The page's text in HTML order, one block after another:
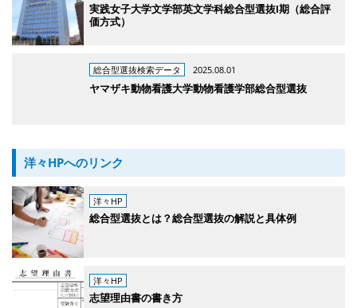
実践女子大学文学部英文学科総合型選抜Ⅰ期（総合評
価方式）
総合型選抜検索データ 2025.08.01
ヤマザキ動物看護大学動物看護学部総合型選抜
洋々HPへのリンク
洋々HP
総合型選抜とは？総合型選抜の解説と具体例
洋々HP
志望理由書の書き方